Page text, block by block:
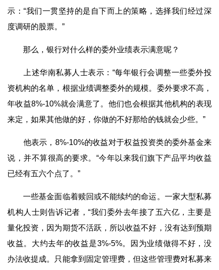
示：“我们一贯坚持的是自下而上的策略，选择我们经过深
度调研的股票。”
那么，银行对什么样的委外业绩表示满意呢？
上述华南私募人士表示：“每年银行会调整一些委外投
资机构的名单，根据业绩调整委外的规模。委外要求不高，
年收益8%-10%就会满意了。他们也会根据其他机构的表现
来定，如果其他做的好，你做的不好那给的钱就会少些。”
他表示，8%-10%的收益对于权益投资类的委外基金来
说，并不算很高的要求。“今年以来我们旗下产品平均收益
已经有五六个点了。”
一些基金面临着赎回或不能续约的命运。一家大型私募
机构人士则告诉记者，“我们委外去年接了五六亿，主要是
量化投资，因为期货不活跃，所以收益不好，没有达到预期
收益。大约去年的收益是3%-5%。因为业绩做得不好，没
办法收提成。只能拿到固定管理费，但这些管理费对私募来